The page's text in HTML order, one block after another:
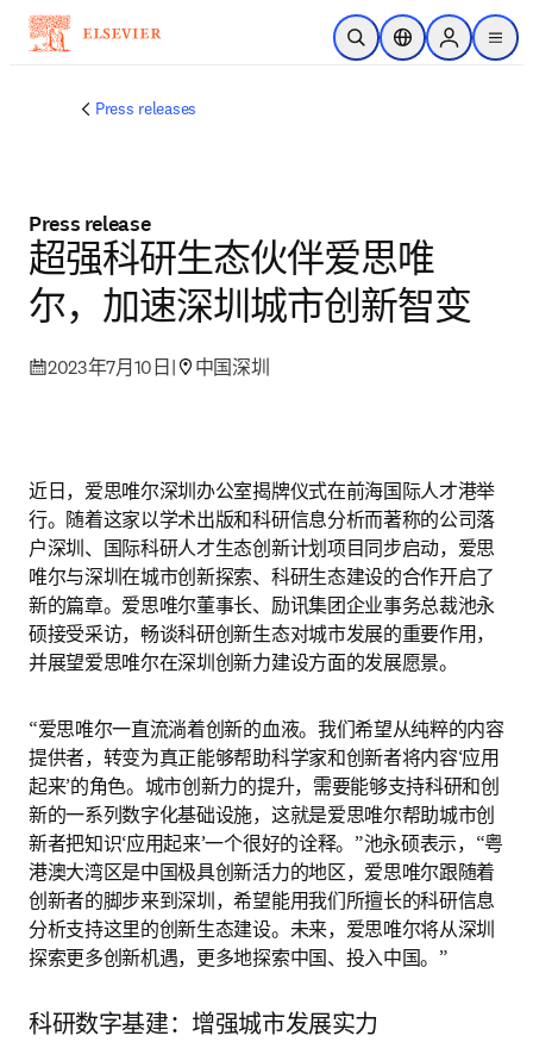
跳转到主内容
开放搜索位置选择器Sign in to
menu
Press releases
Press release
超强科研生态伙伴爱思唯
尔，加速深圳城市创新智变
2023年7月10日 | 中国深圳
近日，爱思唯尔深圳办公室揭牌仪式在前海国际人才港举
行。随着这家以学术出版和科研信息分析而著称的公司落
户深圳、国际科研人才生态创新计划项目同步启动，爱思
唯尔与深圳在城市创新探索、科研生态建设的合作开启了
新的篇章。爱思唯尔董事长、励讯集团企业事务总裁池永
硕接受采访，畅谈科研创新生态对城市发展的重要作用，
并展望爱思唯尔在深圳创新力建设方面的发展愿景。
“爱思唯尔一直流淌着创新的血液。我们希望从纯粹的内容
提供者，转变为真正能够帮助科学家和创新者将内容‘应用
起来’的角色。城市创新力的提升，需要能够支持科研和创
新的一系列数字化基础设施，这就是爱思唯尔帮助城市创
新者把知识‘应用起来’一个很好的诠释。”池永硕表示，“粤
港澳大湾区是中国极具创新活力的地区，爱思唯尔跟随着
创新者的脚步来到深圳，希望能用我们所擅长的科研信息
分析支持这里的创新生态建设。未来，爱思唯尔将从深圳
探索更多创新机遇，更多地探索中国、投入中国。”
科研数字基建：增强城市发展实力